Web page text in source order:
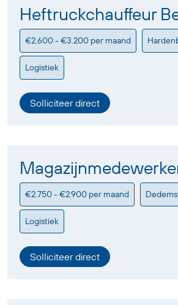
Heftruckchauffeur
€2.600 - €3.200 per maand
Logistiek
Solliciteer direct
€2.750 - €2.900 per maand
Logistiek
Solliciteer direct